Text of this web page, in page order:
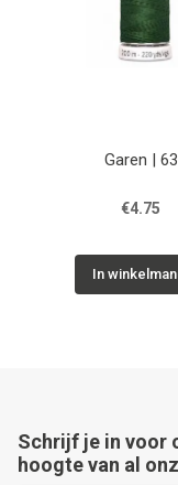
Garen |
€4.75
In
Schrijf je in voor
hoogte van al